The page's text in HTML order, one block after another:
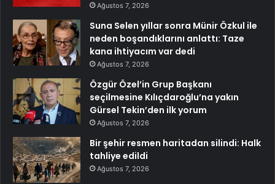
Ağustos 7, 2026
Suna Selen yıllar sonra Münir Özkul ile
neden boşandıklarını anlattı: Taze
kana ihtiyacım var dedi
Ağustos 7, 2026
Özgür Özel’in Grup Başkanı
seçilmesine Kılıçdaroğlu’na yakın
Gürsel Tekin’den ilk yorum
Ağustos 7, 2026
Bir şehir resmen haritadan silindi: Halk
tahliye edildi
Ağustos 7, 2026